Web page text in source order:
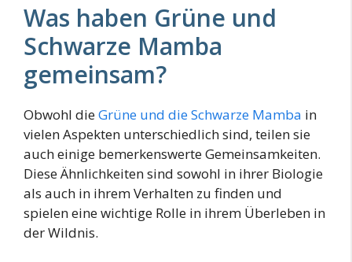
Was haben Grüne und
Schwarze Mamba
gemeinsam?
Obwohl dieGrüne und die Schwarze Mamba in
vielen Aspekten unterschiedlich sind, teilen sie
auch einige bemerkenswerte Gemeinsamkeiten.
Diese Ähnlichkeiten sind sowohl in ihrer Biologie
als auch in ihrem Verhalten zu finden und
spielen eine wichtige Rolle in ihrem Überleben in
der Wildnis.